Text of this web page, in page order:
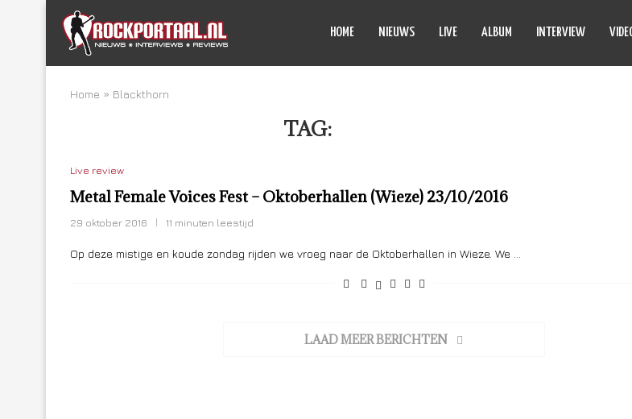
HOME NIEUWS LIVE ALBUM INTERVIEW
Home » Blackthorn
TAG:
Live review
Metal Female Voices Fest – Oktoberhallen (Wieze) 23/10/2016
29 oktober 2016 11 minuten leestijd
Op deze mistige en koude zondag rijden we vroeg naar de Oktoberhallen in Wieze. We …
LAAD MEER BERICHTEN